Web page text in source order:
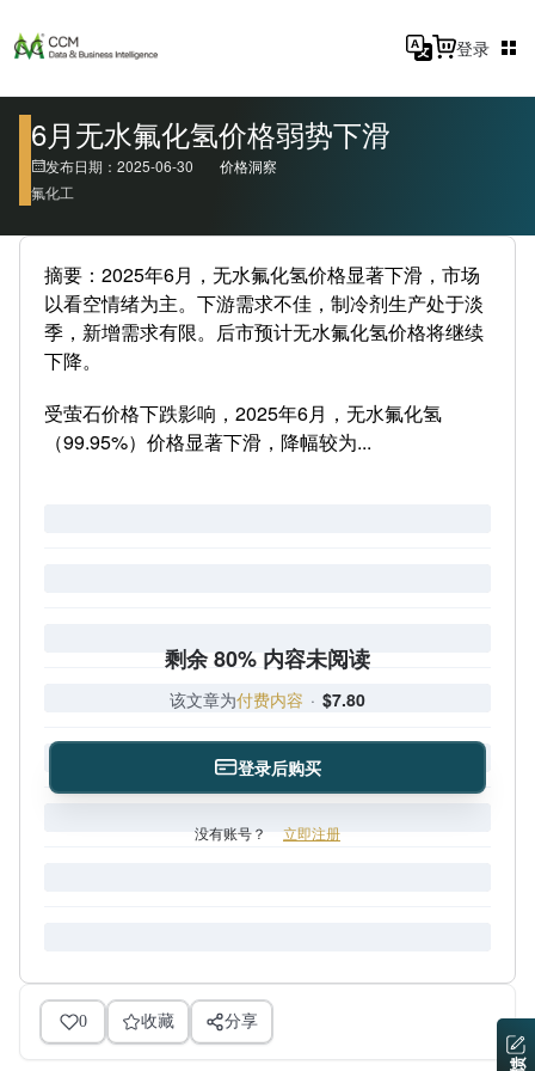
登录
6月无水氟化氢价格弱势下滑
发布日期：2025-06-30
价格洞察
氟化工
摘要：2025年6月，无水氟化氢价格显著下滑，市场
以看空情绪为主。下游需求不佳，制冷剂生产处于淡
季，新增需求有限。后市预计无水氟化氢价格将继续
下降。
受萤石价格下跌影响，2025年6月，无水氟化氢
（99.95%）价格显著下滑，降幅较为...
剩余 80% 内容未阅读
该文章为付费内容 · $7.80
登录后购买
没有账号？ 立即注册
0 收藏 分享